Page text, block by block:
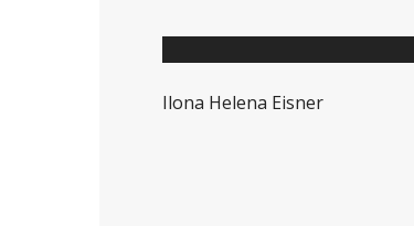
Ilona Helena Eisner